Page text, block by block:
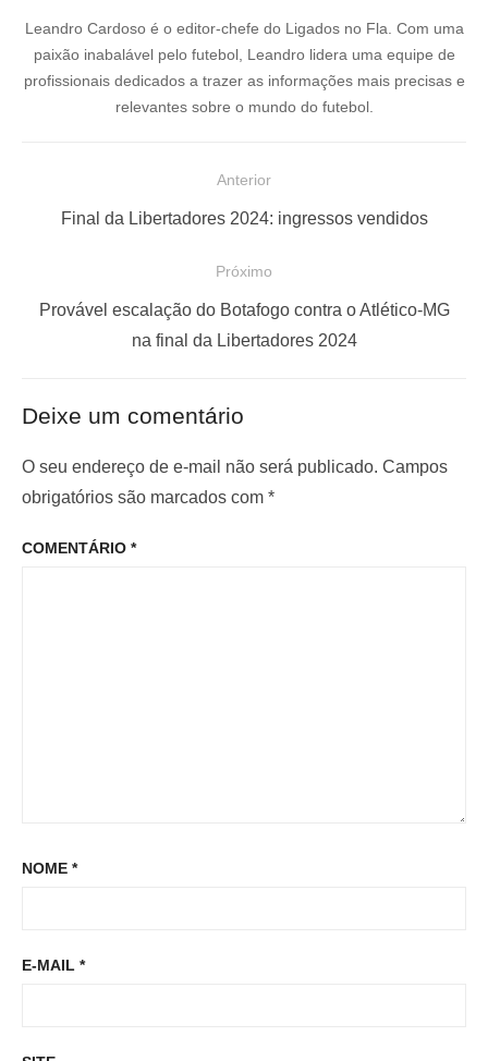
Leandro Cardoso é o editor-chefe do Ligados no Fla. Com uma
paixão inabalável pelo futebol, Leandro lidera uma equipe de
profissionais dedicados a trazer as informações mais precisas e
relevantes sobre o mundo do futebol.
ã
d
e
P
Anterior
P
t
r
i
r
Final da Libertadores 2024: ingressos vendidos
Próximo
P
m
o
o
Provável escalação do Botafogo contra o Atlético-MG
na final da Libertadores 2024
Deixe um comentário
O seu endereço de e-mail não será publicado. Campos
obrigatórios são marcados com *
COMENTÁRIO *
NOME *
E-MAIL *